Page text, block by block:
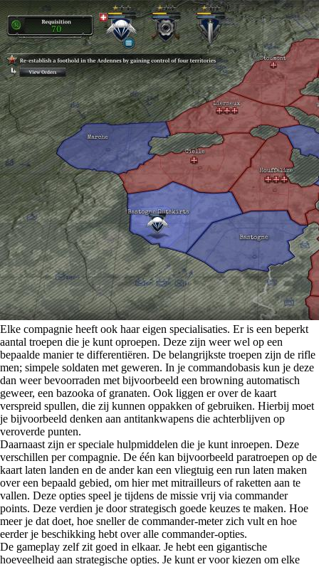
Elke compagnie heeft ook haar eigen specialisaties. Er is een beperkt
aantal troepen die je kunt oproepen. Deze zijn weer wel op een
bepaalde manier te differentiëren. De belangrijkste troepen zijn de rifle
men; simpele soldaten met geweren. In je commandobasis kun je deze
dan weer bevoorraden met bijvoorbeeld een browning automatisch
geweer, een bazooka of granaten. Ook liggen er over de kaart
verspreid spullen, die zij kunnen oppakken of gebruiken. Hierbij moet
je bijvoorbeeld denken aan antitankwapens die achterblijven op
veroverde punten.
Daarnaast zijn er speciale hulpmiddelen die je kunt inroepen. Deze
verschillen per compagnie. De één kan bijvoorbeeld paratroepen op de
kaart laten landen en de ander kan een vliegtuig een run laten maken
over een bepaald gebied, om hier met mitrailleurs of raketten aan te
vallen. Deze opties speel je tijdens de missie vrij via commander
points. Deze verdien je door strategisch goede keuzes te maken. Hoe
meer je dat doet, hoe sneller de commander-meter zich vult en hoe
eerder je beschikking hebt over alle commander-opties.
De gameplay zelf zit goed in elkaar. Je hebt een gigantische
hoeveelheid aan strategische opties. Je kunt er voor kiezen om elke